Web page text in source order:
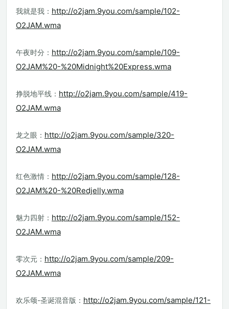
我就是我： http://o2jam.9you.com/sample/102-
O2JAM.wma
午夜时分： http://o2jam.9you.com/sample/109-
O2JAM%20-%20Midnight%20Express.wma
挣脱地平线： http://o2jam.9you.com/sample/419-
O2JAM.wma
龙之眼： http://o2jam.9you.com/sample/320-
O2JAM.wma
红色激情： http://o2jam.9you.com/sample/128-
O2JAM%20-%20Redjelly.wma
魅力四射： http://o2jam.9you.com/sample/152-
O2JAM.wma
零次元： http://o2jam.9you.com/sample/209-
O2JAM.wma
欢乐颂-圣诞混音版： http://o2jam.9you.com/sample/121-